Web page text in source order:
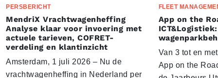
PERSBERICHT
MendriX Vrachtwagenheffing
Analyse klaar voor invoering met
actuele tarieven, COFRET-
verdeling en klantinzicht
Amsterdam, 1 juli 2026 – Nu de
vrachtwagenheffing in Nederland per
FLEET
App on the
Van 3 tot en
App on the